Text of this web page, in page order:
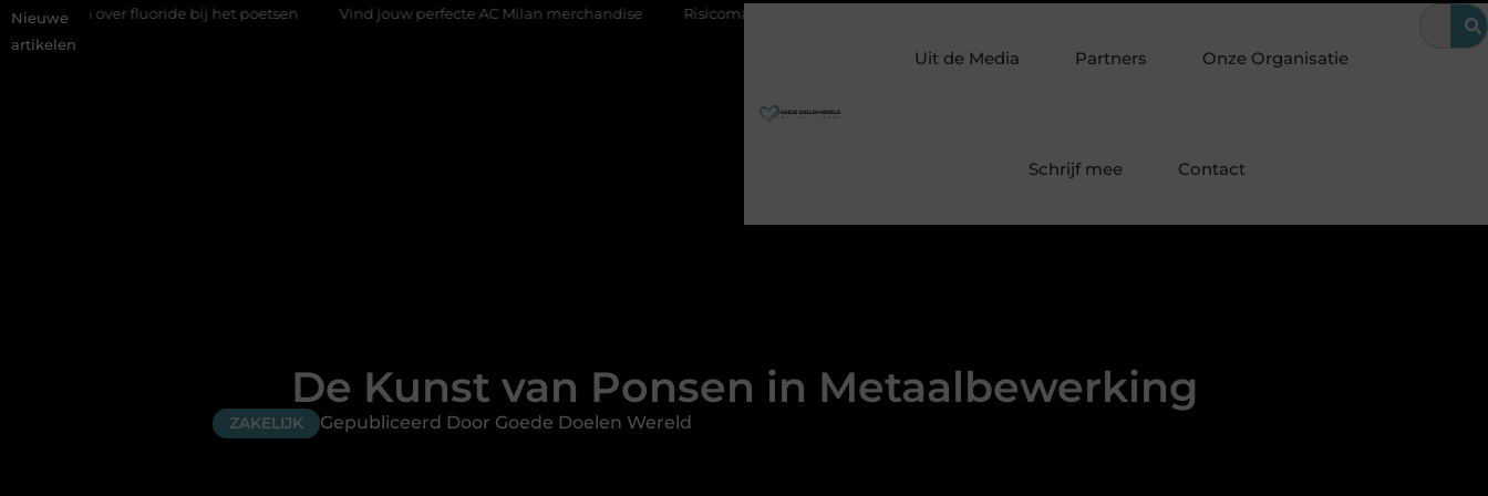
Nieuwe
artikelen
over fluoride bij het poetsen Vind jouw perfecte AC Milan merchandise Risicomanagement als onderdeel van een gezonde bedrijfsvoering Hoe Google Ads bij makelaars huizenzoekers
Uit de Media Partners Onze Organisatie
Schrijf mee Contact
De Kunst van Ponsen in Metaalbewerking
ZAKELIJK Gepubliceerd Door Goede Doelen Wereld